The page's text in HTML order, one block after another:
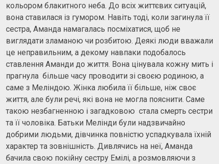
кольором блакитного неба. До всіх життєвих ситуацій,
вона ставилася із гумором. Навіть тоді, коли загинула її
сестра, Аманда намагалась посміхатися, щоб не
виглядати зламаною чи розбитою. Деякі люди вважали
це неправильним, а декому навпаки подобалось
ставлення Аманди до життя. Вона цінувала кожну мить і
прагнула більше часу проводити зі своєю родиною, а
саме з Меліндою. Жінка любила її більше, ніж своє
життя, але були речі, які вона не могла пояснити. Саме
такою незбагненною і загадковою стала смерть сестри
та її чоловіка. Батьки Мелінди були надзвичайно
добрими людьми, дівчинка повністю успадкувала їхній
характер та зовнішність. Дивлячись на неї, Аманда
бачила свою покійну сестру Емілі, а розмовляючи з